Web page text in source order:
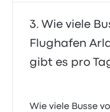
Wie viele
Flughafen
gibt es pro
Wie viele Busse